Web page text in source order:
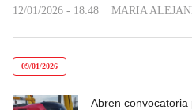
12/01/2026 - 18:48 MARIA
09/01/2026
Abren